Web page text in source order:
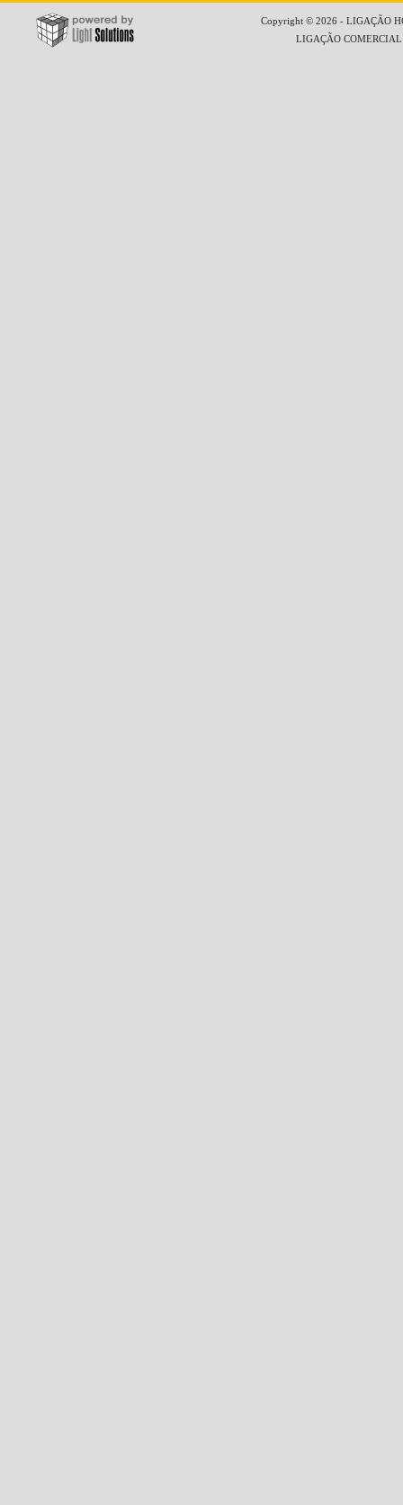
Copyright © 2026 - LIGAÇÃO
LIGAÇÃO